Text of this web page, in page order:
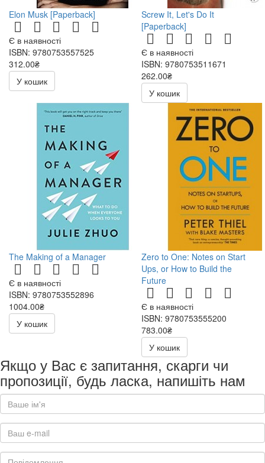
Elon Musk [Paperback]
Є в наявності
ISBN: 9780753557525
312.00₴
У кошик
Screw It, Let's Do It
[Paperback]
Є в наявності
ISBN: 9780753511671
262.00₴
У кошик
The Making of a Manager
Є в наявності
ISBN: 9780753552896
1004.00₴
У кошик
Zero to One: Notes on Start
Ups, or How to Build the
Future
Є в наявності
ISBN: 9780753555200
783.00₴
У кошик
Якщо у Вас є запитання, скарги чи
пропозиції, будь ласка, напишіть нам